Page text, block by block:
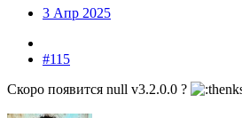
3 Апр 2025
#115
Скоро появится null v3.2.0.0 ?